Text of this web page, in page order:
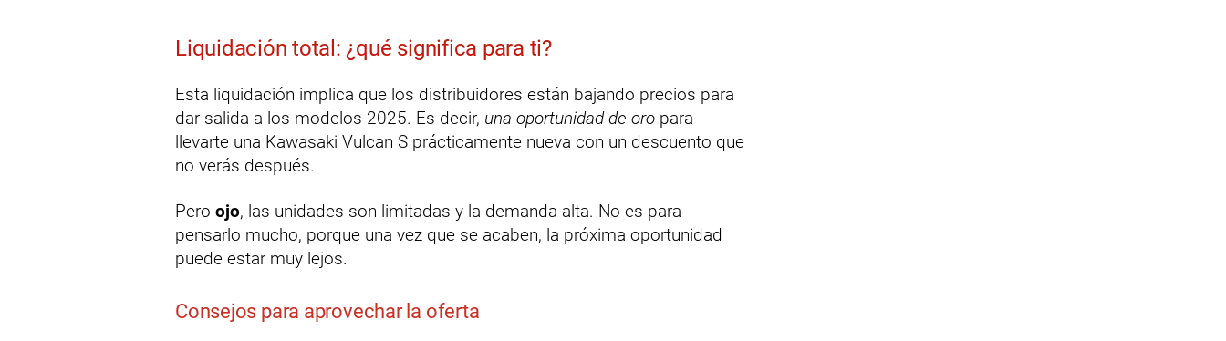
Liquidación total: ¿qué significa para ti?
Esta liquidación implica que los distribuidores están bajando precios para
dar salida a los modelos 2025. Es decir, una oportunidad de oro para
llevarte una Kawasaki Vulcan S prácticamente nueva con un descuento que
no verás después.
Pero ojo, las unidades son limitadas y la demanda alta. No es para
pensarlo mucho, porque una vez que se acaben, la próxima oportunidad
puede estar muy lejos.
Consejos para aprovechar la oferta